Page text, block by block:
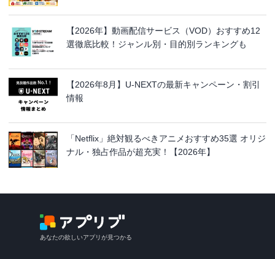
【2026年】動画配信サービス（VOD）おすすめ12
選徹底比較！ジャンル別・目的別ランキングも
【2026年8月】U-NEXTの最新キャンペーン・割引
情報
「Netflix」絶対観るべきアニメおすすめ35選 オリジ
ナル・独占作品が超充実！【2026年】
あなたの欲しいアプリが見つかる